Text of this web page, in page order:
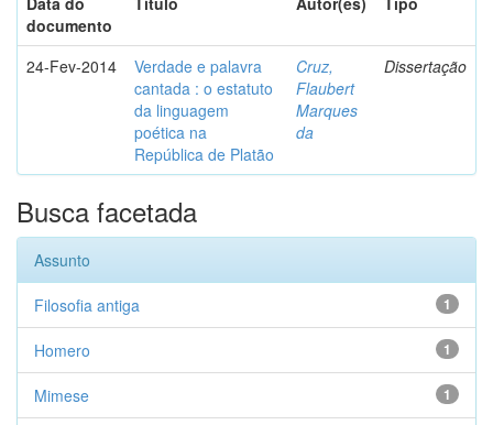
documento
24-Fev-2014
Verdade e palavra
cantada : o estatuto
da linguagem
poética na
República de Platão
Cruz,
Flaubert
Marques
da
Dissertação
Busca facetada
Assunto
1
Filosofia antiga
1
Homero
1
Mimese